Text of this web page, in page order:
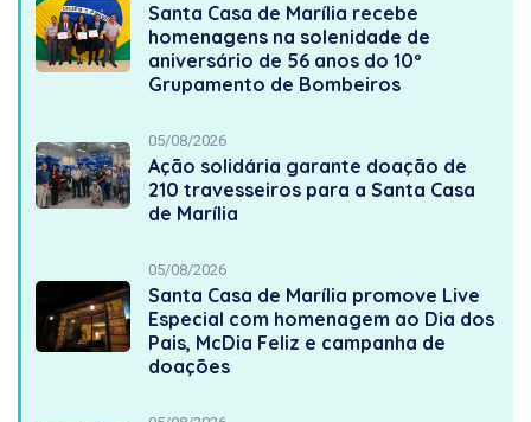
Santa Casa de Marília recebe
homenagens na solenidade de
aniversário de 56 anos do 10º
Grupamento de Bombeiros
05/08/2026
Ação solidária garante doação de
210 travesseiros para a Santa Casa
de Marília
05/08/2026
Santa Casa de Marília promove Live
Especial com homenagem ao Dia dos
Pais, McDia Feliz e campanha de
doações